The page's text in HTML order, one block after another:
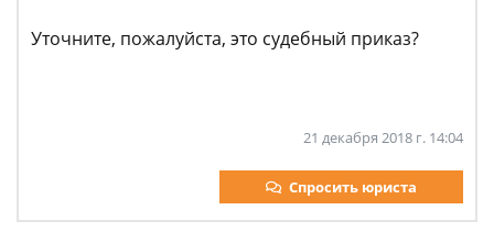
Уточните, пожалуйста, это судебный приказ?
21 декабря 2018 г. 14:04
Спросить юриста